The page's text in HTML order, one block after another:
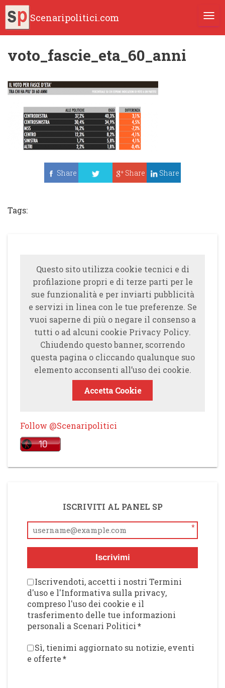
Scenaripolitici.com
voto_fascie_eta_60_anni
Share
Share Share
Tags:
Questo sito utilizza cookie tecnici e di
profilazione propri e di terze parti per le
sue funzionalità e per inviarti pubblicità
e servizi in linea con le tue preferenze. Se
vuoi saperne di più o negare il consenso a
tutti o ad alcuni cookie Privacy Policy.
Chiudendo questo banner, scorrendo
questa pagina o cliccando qualunque suo
elemento acconsenti all’uso dei cookie.
Accetta Cookie
Follow @Scenaripolitici
ISCRIVITI AL PANEL SP
*
Iscrivimi
Iscrivendoti, accetti i nostri Termini
d'uso e l'Informativa sulla privacy,
compreso l'uso dei cookie e il
trasferimento delle tue informazioni
personali a Scenari Politici*
Sì, tienimi aggiornato su notizie, eventi
e offerte*